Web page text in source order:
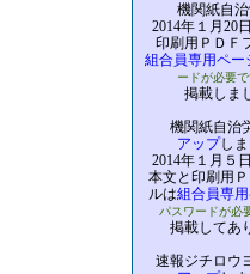
機関紙自
2014年１月20
印刷用ＰＤＦ
組合員専用ペー
ードが必要
掲載しま
機関紙自治
アップしま
2014年１月５
本文と印刷用
ルは組合員専
パスワードが必
掲載してあ
速報ジチロウ